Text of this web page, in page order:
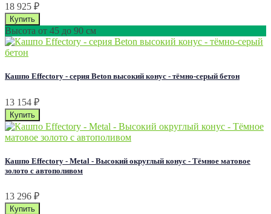
18 925 ₽
Высота от 45 до 90 см
Кашпо Effectory - серия Beton высокий конус - тёмно-серый бетон
13 154 ₽
Кашпо Effectory - Metal - Высокий округлый конус - Тёмное матовое
золото с автополивом
13 296 ₽